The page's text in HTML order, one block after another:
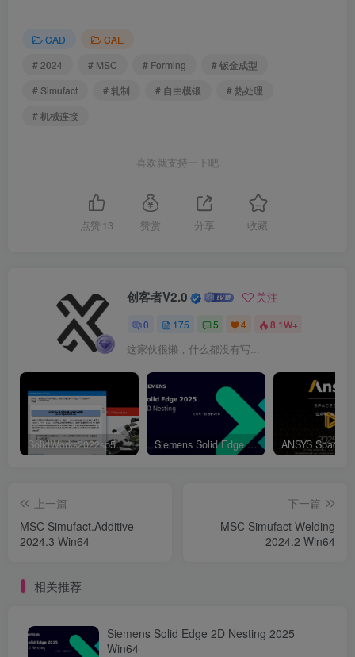
CAD
CAE
# 2024
# MSC # Forming
# 钣金成型
# Simufact
# 轧制 # 自由模锻
# 热处理
# 机械连接
喜欢就支持一下吧
点赞 13 赞赏 分享 收藏
创客者V2.0 关注
0 175 5 4 8.1W+
这家伙很懒，什么都没有写...
SolidWorks2022sp5元旦特供绿色精简版 Siemens Solid Edge 2D Nesting 2025 Win64
上一篇
MSC Simufact.Additive
2024.3 Win64
下一篇
MSC Simufact Welding
2024.2 Win64
相关推荐
Siemens Solid Edge 2D Nesting 2025
Win64